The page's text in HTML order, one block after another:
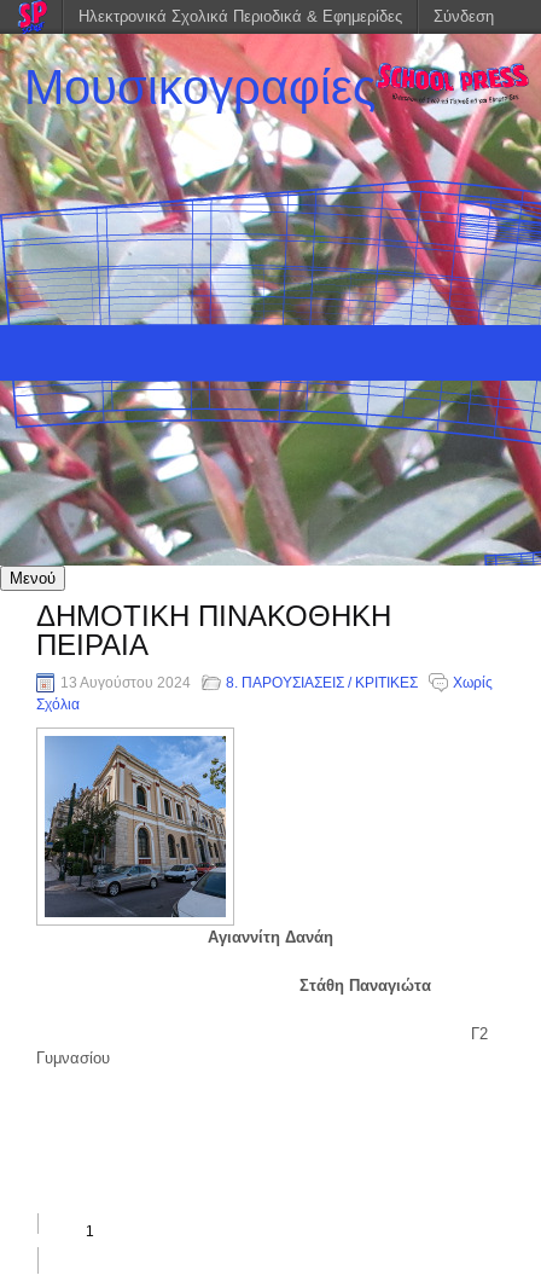
Μουσικογραφίες
Μενού
ΔΗΜΟΤΙΚΗ ΠΙΝΑΚΟΘΗΚΗ
ΠΕΙΡΑΙΑ
13 Αυγούστου 2024 8. ΠΑΡΟΥΣΙΑΣΕΙΣ / ΚΡΙΤΙΚΕΣ
Χωρίς
Σχόλια
Αγιαννίτη Δανάη
Στάθη Παναγιώτα
Γ2
Γυμνασίου
Ηλεκτρονικά Σχολικά Περιοδικά & Εφημερίδες Σύνδεση